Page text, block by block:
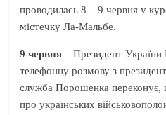
проводилась 8 – 9 червня у
містечку Ла-Мальбе.
9 червня– Президент
телефонну розмову з
служба Порошенка
про українських